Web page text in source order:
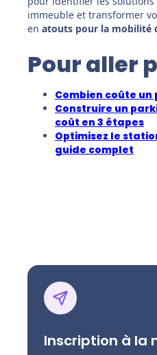
immeuble et transformer
en atouts pour la mobilité
Pour aller
Combien coûte un
Construire un
coût en 3 étapes
Optimisez le
guide complet
Inscription à la